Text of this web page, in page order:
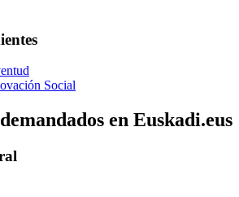
Social
en Euskadi.eus